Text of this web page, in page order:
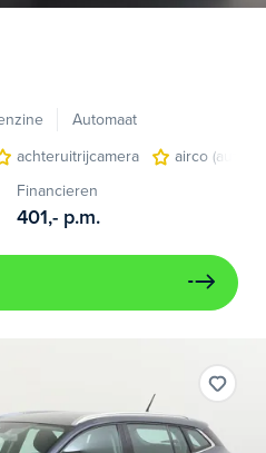
Automaat
achteruitrijcamera
airco
Financieren
401,- p.m.